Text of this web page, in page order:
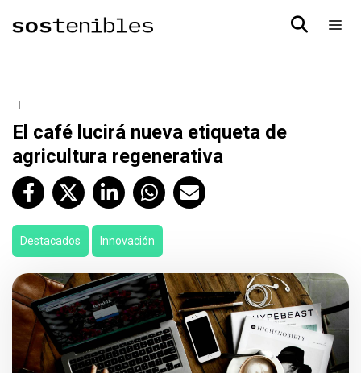
El café lucirá nueva etiqueta de
agricultura regenerativa
Destacados Innovación